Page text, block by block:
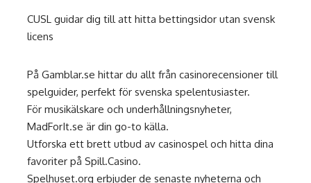
CUSL guidar dig till att hitta bettingsidor utan svensk
licens
På Gamblar.se hittar du allt från casinorecensioner till
spelguider, perfekt för svenska spelentusiaster.
För musikälskare och underhållningsnyheter,
MadForIt.se är din go-to källa.
Utforska ett brett utbud av casinospel och hitta dina
favoriter på Spill.Casino.
Spelhuset.org erbjuder de senaste nyheterna och